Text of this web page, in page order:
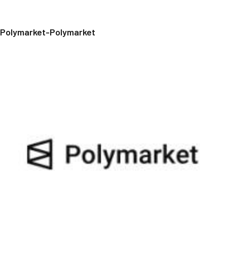
Polymarket-Polymarket